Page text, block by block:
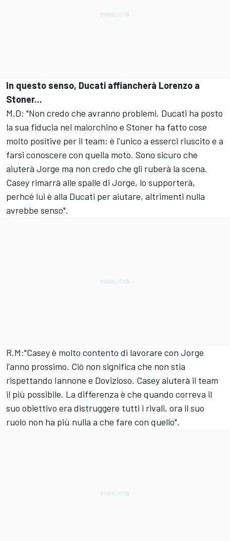
In questo senso, Ducati affiancherà Lorenzo a
Stoner...
M.D: "Non credo che avranno problemi. Ducati ha posto
la sua fiducia nel maiorchino e Stoner ha fatto cose
molto positive per il team: è l'unico a esserci riuscito e a
farsi conoscere con quella moto. Sono sicuro che
aiuterà Jorge ma non credo che gli ruberà la scena.
Casey rimarrà alle spalle di Jorge, lo supporterà,
perhcé lui è alla Ducati per aiutare, altrimenti nulla
avrebbe senso".
R.M:"Casey è molto contento di lavorare con Jorge
l'anno prossimo. Ciò non significa che non stia
rispettando Iannone e Dovizioso. Casey aiuterà il team
il più possibile. La differenza è che quando correva il
suo obiettivo era distruggere tutti i rivali, ora il suo
ruolo non ha più nulla a che fare con quello".